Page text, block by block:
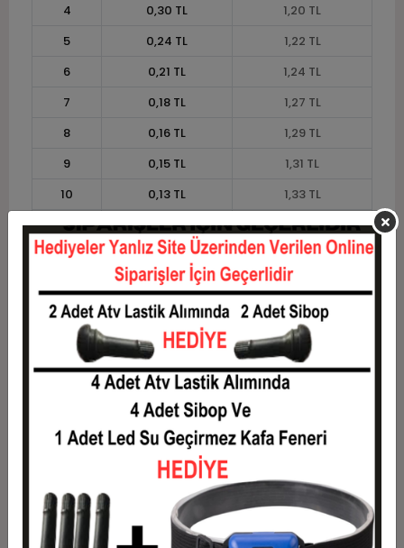
4
0,30 TL
1,20 TL
5
0,24 TL
1,22 TL
6
0,21 TL
1,24 TL
7
0,18 TL
1,27 TL
8
0,16 TL
1,29 TL
9
0,15 TL
1,31 TL
10
0,13 TL
1,33 TL
11
0,12 TL
1,34 TL
12
0,11 TL 1,36 TL
Taksit Taksit Tutarı
Toplam Tutar
1
1,10 TL
1,10 TL
0,55 TL
3
0,39 TL
1,18 TL
0,30 TL
5
0,24 TL
6
0,21 TL
1,24 TL